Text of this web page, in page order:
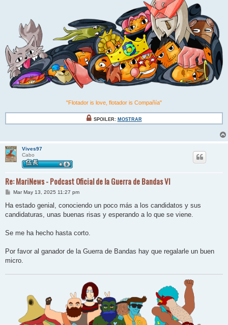
"Flotador is love, flotador is Compañía"
SPOILER: MOSTRAR
Vives97
Cabo
Re: MariNews - Podcast Oficial de la Guerra de Bandas VI
M
n
a
Mar May 13, 2025 11:27 pm
Ha estado genial, conociendo un poco más a los candidatos y sus
candidaturas, unas buenas risas y esperando a lo que se viene.
Se me ha hecho hasta corto.
Por favor al ganador de la Guerra de Bandas hay que regalarle un buen
micro.